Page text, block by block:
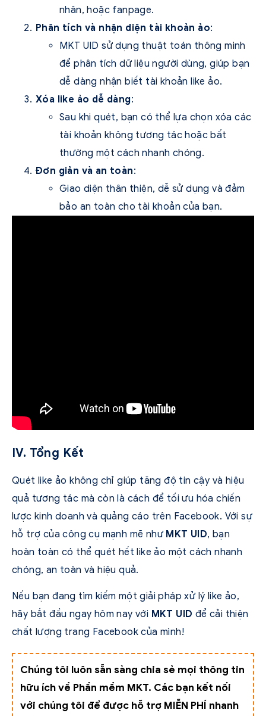
nhân, hoặc fanpage.
Phân tích và nhận diện tài khoản ảo:
MKT UID sử dụng thuật toán thông minh
để phân tích dữ liệu người dùng, giúp bạn
dễ dàng nhận biết tài khoản like ảo.
Xóa like ảo dễ dàng:
Sau khi quét, bạn có thể lựa chọn xóa các
tài khoản không tương tác hoặc bất
thường một cách nhanh chóng.
Đơn giản và an toàn:
Giao diện thân thiện, dễ sử dụng và đảm
bảo an toàn cho tài khoản của bạn.
IV. Tổng Kết
Quét like ảo không chỉ giúp tăng độ tin cậy và hiệu
quả tương tác mà còn là cách để tối ưu hóa chiến
lược kinh doanh và quảng cáo trên Facebook. Với sự
hỗ trợ của công cụ mạnh mẽ như MKT UID, bạn
hoàn toàn có thể quét hết like ảo một cách nhanh
chóng, an toàn và hiệu quả.
Nếu bạn đang tìm kiếm một giải pháp xử lý like ảo,
hãy bắt đầu ngay hôm nay với MKT UID để cải thiện
chất lượng trang Facebook của mình!
Chúng tôi luôn sẵn sàng chia sẻ mọi thông tin
hữu ích về Phần mềm MKT. Các bạn kết nối
với chúng tôi để được hỗ trợ MIỄN PHÍ nhanh